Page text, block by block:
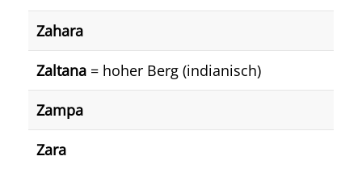
Zahara
Zaltana = hoher Berg (indianisch)
Zampa
Zara